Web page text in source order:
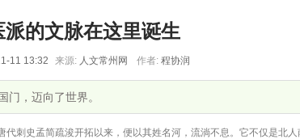
派的文脉在这里诞生
11 13:32 来源: 人文常州网 作者: 程协润
门，迈向了世界。
刺史孟简疏浚开拓以来，便以其姓名河，流淌不息。它不仅是北人